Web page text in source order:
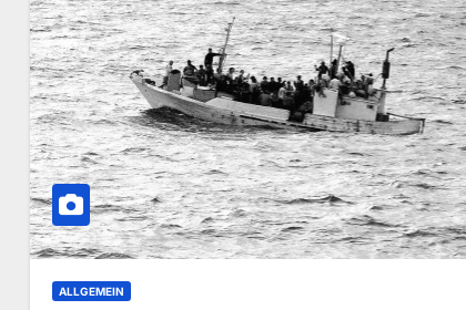
ALLGEMEIN